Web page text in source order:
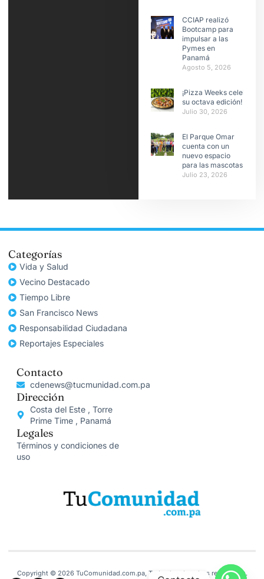
CCIAP realizó
Bootcamp para
impulsar a las
Pymes en
Panamá
Agosto 5, 2026
¡Pizza Weeks celebra
su octava edición!
Julio 30, 2026
El Parque Omar
cuenta con un
nuevo espacio
para las mascotas
Julio 23, 2026
Categorías
Vida y Salud
Vecino Destacado
Tiempo Libre
San Francisco News
Responsabilidad Ciudadana
Reportajes Especiales
Contacto
cdenews@tucmunidad.com.pa
Dirección
Costa del Este , Torre
Prime Time , Panamá
Legales
Términos y condiciones de
uso
Copyright © 2026 TuComunidad.com.pa, Todos los derechos reservados.